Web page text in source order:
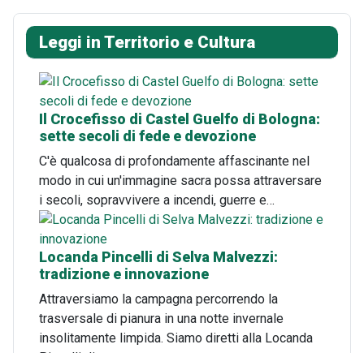
Leggi in Territorio e Cultura
Il Crocefisso di Castel Guelfo di Bologna:
sette secoli di fede e devozione
C'è qualcosa di profondamente affascinante nel
modo in cui un'immagine sacra possa attraversare
i secoli, sopravvivere a incendi, guerre e…
Locanda Pincelli di Selva Malvezzi:
tradizione e innovazione
Attraversiamo la campagna percorrendo la
trasversale di pianura in una notte invernale
insolitamente limpida. Siamo diretti alla Locanda